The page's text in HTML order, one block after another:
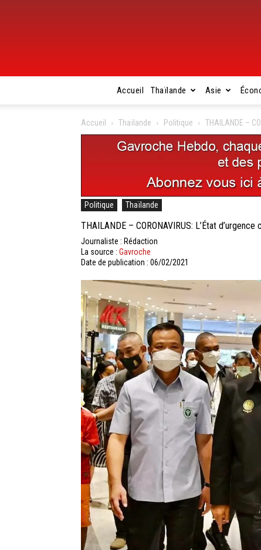
Accueil Thaïlande Asie
Accueil Thaïlande Politique THAILANDE –
Politique Thaïlande
THAILANDE – CORONAVIRUS: L’État
Journaliste : Rédaction
La source : Gavroche
Date de publication : 06/02/2021